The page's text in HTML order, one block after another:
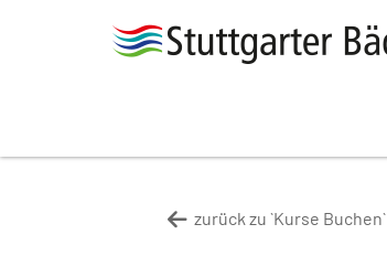
zurück zu `Kurse Buchen`